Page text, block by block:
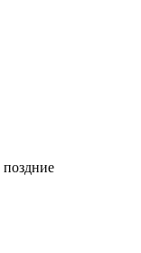
поздние